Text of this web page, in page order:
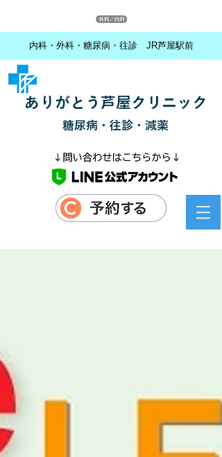
内科・外科・糖尿病・往診 JR芦屋駅前
ありがとう芦屋クリニック
糖尿病・往診・減薬